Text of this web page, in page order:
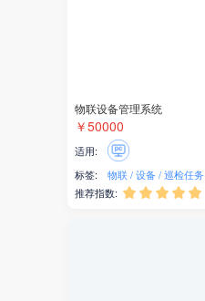
景区
存储
物联设备管理系统
￥50000
适用:
标签:
物联 设备 巡检任务
推荐指数:     